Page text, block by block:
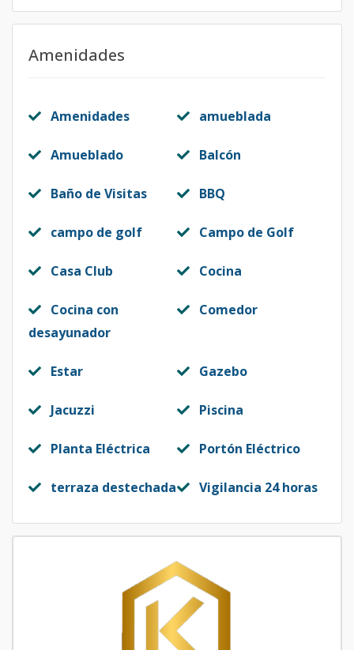
Amenidades
Amenidades amueblada
Amueblado Balcón
Baño de Visitas BBQ
campo de golf Campo de Golf
Casa Club Cocina
Cocina con
desayunador
Comedor
Estar Gazebo
Jacuzzi Piscina
Planta Eléctrica Portón Eléctrico
terraza destechada Vigilancia 24 horas